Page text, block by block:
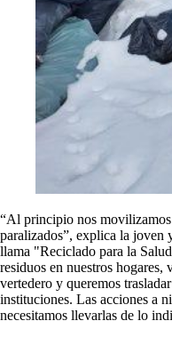
“Al principio nos
paralizados”, explica la joven
llama "Reciclado para la
residuos en nuestros hogares,
vertedero y queremos
instituciones. Las acciones a
necesitamos llevarlas de lo